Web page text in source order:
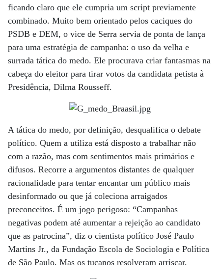
ficando claro que ele cumpria um script previamente
combinado. Muito bem orientado pelos caciques do
PSDB e DEM, o vice de Serra servia de ponta de lança
para uma estratégia de campanha: o uso da velha e
surrada tática do medo. Ele procurava criar fantasmas na
cabeça do eleitor para tirar votos da candidata petista à
Presidência, Dilma Rousseff.
A tática do medo, por definição, desqualifica o debate
político. Quem a utiliza está disposto a trabalhar não
com a razão, mas com sentimentos mais primários e
difusos. Recorre a argumentos distantes de qualquer
racionalidade para tentar encantar um público mais
desinformado ou que já coleciona arraigados
preconceitos. É um jogo perigoso: “Campanhas
negativas podem até aumentar a rejeição ao candidato
que as patrocina”, diz o cientista político José Paulo
Martins Jr., da Fundação Escola de Sociologia e Política
de São Paulo. Mas os tucanos resolveram arriscar.